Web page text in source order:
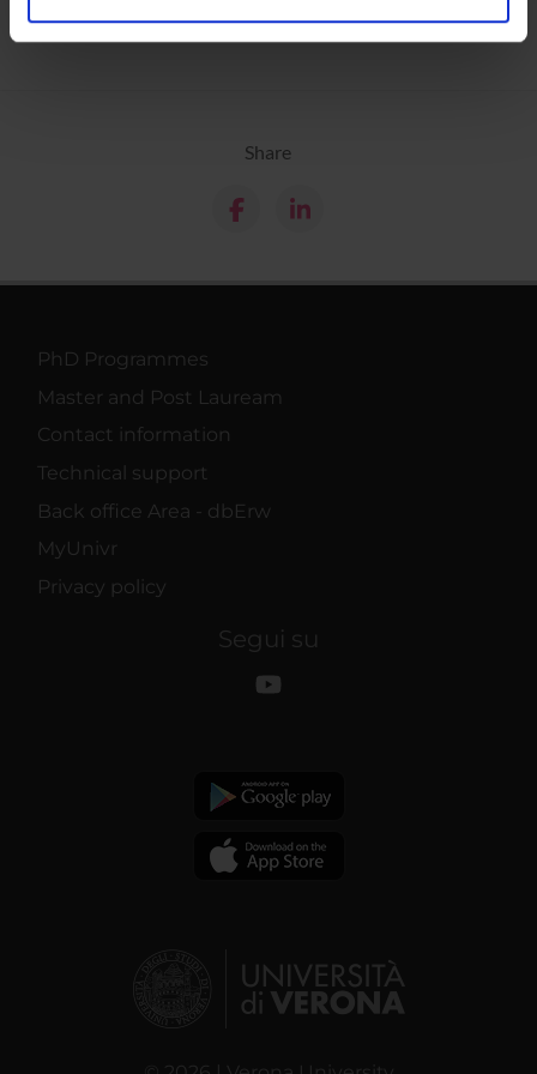
analizzare il nostro traffico. Condividiamo inoltre
raccolto dal tuo utilizzo dei loro servizi.
Share
PhD Programmes
Master and Post Lauream
Contact information
Technical support
Back office Area - dbErw
MyUnivr
Privacy policy
Segui su